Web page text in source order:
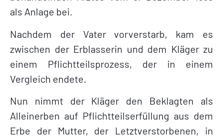
als Anlage bei.
Nachdem der Vater vorverstarb, kam es
zwischen der Erblasserin und dem Kläger zu
einem Pflichtteilsprozess, der in einem
Vergleich endete.
Nun nimmt der Kläger den Beklagten als
Alleinerben auf Pflichtteilserfüllung aus dem
Erbe der Mutter, der Letztverstorbenen, in